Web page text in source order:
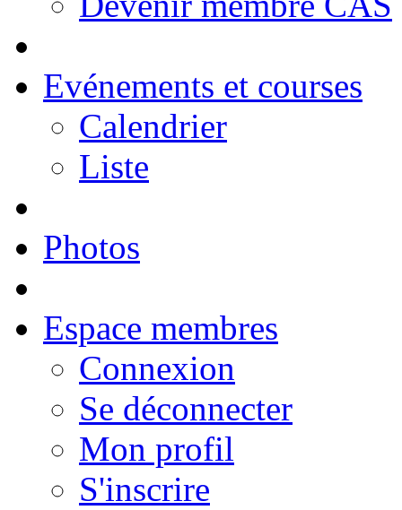
Evénements et courses
Calendrier
Liste
Photos
Espace membres
Connexion
Se déconnecter
Mon profil
S'inscrire